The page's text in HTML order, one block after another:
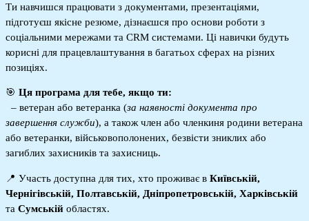
Ти навчишся працювати з документами, презентаціями,
підготуєш якісне резюме, дізнаєшся про основи роботи з
соціальними мережами та CRM системами. Ці навички будуть
корисні для працевлаштування в багатьох сферах на різних
позиціях.
🎯 Ця програма для тебе, якщо ти:
– ветеран або ветеранка (за наявності документа про
завершення служби), а також член або членкиня родини ветерана
або ветеранки, військовополонених, безвісти зниклих або
загиблих захисників та захисниць.
📍 Участь доступна для тих, хто проживає в Київській,
та Сумській областях.